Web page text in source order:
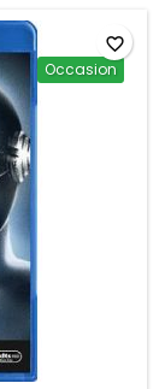
Occasion
favorite_border